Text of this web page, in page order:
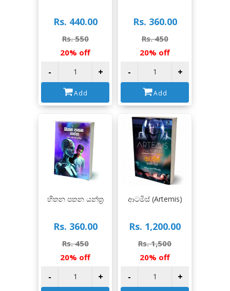
Rs. 440.00
Rs. 550
20% off
- +
Add
Rs. 360.00
Rs. 450
20% off
- +
Add
හිතන පතන යන්ත්‍ර
Rs. 360.00
Rs. 450
20% off
- +
ආටමිස් (Artemis)
Rs. 1,200.00
Rs. 1,500
20% off
- +